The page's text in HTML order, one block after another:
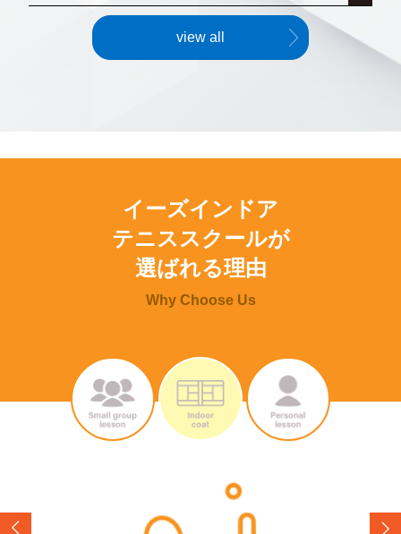
view all
イーズインドア
テニススクールが
選ばれる理由
Why Choose Us